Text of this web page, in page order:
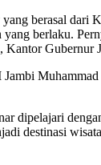
berasal dari
berlaku.
Kantor Gubernur
dipelajari
destinasi